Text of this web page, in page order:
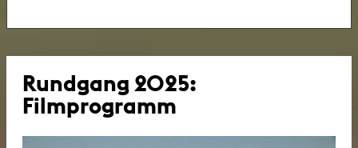
Rundgang 2025:
Filmprogramm